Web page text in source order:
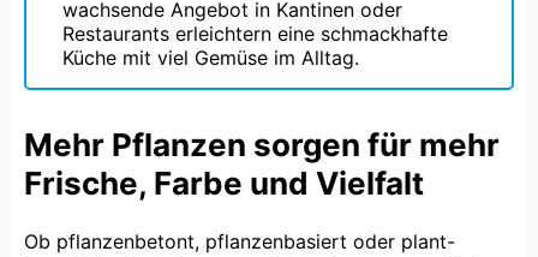
wachsende Angebot in Kantinen oder
Restaurants erleichtern eine schmackhafte
Küche mit viel Gemüse im Alltag.
Mehr Pflanzen sorgen für mehr
Frische, Farbe und Vielfalt
Ob pflanzenbetont, pflanzenbasiert oder plant-